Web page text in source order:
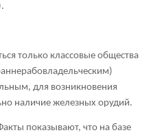
только классовые общества
для возникновения
наличие железных орудий.
показывают, что на базе